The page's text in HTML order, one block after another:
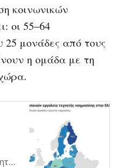
κοινωνικών
οι 55–64
25 μονάδες από τους
η ομάδα με τη